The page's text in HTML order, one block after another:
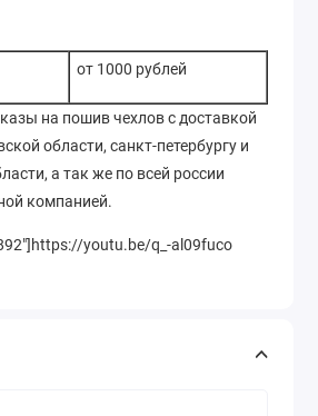
от 1000 рублей
на пошив чехлов с доставкой
области, санкт-петербургу и
а так же по всей россии
компанией.
youtu.be/q_-al09fuco